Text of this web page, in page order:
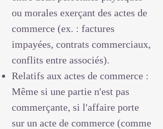
ou morales exerçant des actes de
commerce (ex. : factures
impayées, contrats commerciaux,
conflits entre associés).
Relatifs aux actes de commerce :
Même si une partie n'est pas
commerçante, si l'affaire porte
sur un acte de commerce (comme